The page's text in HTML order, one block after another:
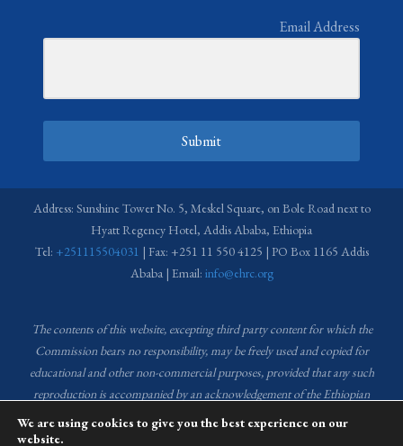
Email Address
Submit
Address: Sunshine Tower No. 5, Meskel Square, on Bole Road next to
Hyatt Regency Hotel, Addis Ababa, Ethiopia
Tel: +251115504031 | Fax: +251 11 550 4125 | PO Box 1165 Addis
Ababa | Email: info@ehrc.org
The contents of this website, excepting third party content for which the
Commission bears no responsibility,may be freely used and copied for
educational and other non-commercial purposes, provided that any such
reproduction is accompanied by an acknowledgement of the Ethiopian
Human Rights Commission (EHRC). Source of images used in the content
of this website: EHRC Media and Communications Department Archive
We are using cookies to give you the best experience on our
website.